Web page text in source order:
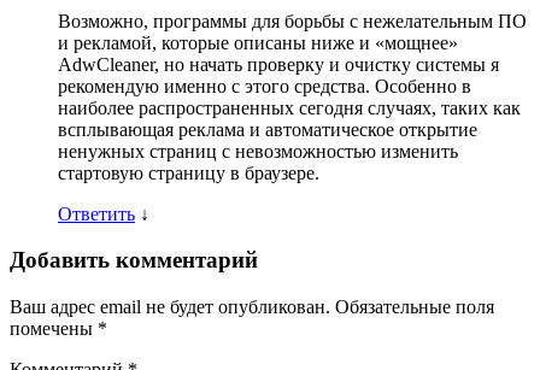
Возможно, программы для борьбы с нежелательным ПО
и рекламой, которые описаны ниже и «мощнее»
AdwCleaner, но начать проверку и очистку системы я
рекомендую именно с этого средства. Особенно в
наиболее распространенных сегодня случаях, таких как
всплывающая реклама и автоматическое открытие
ненужных страниц с невозможностью изменить
стартовую страницу в браузере.
Ответить ↓
Добавить комментарий
Ваш адрес email не будет опубликован. Обязательные поля
помечены *